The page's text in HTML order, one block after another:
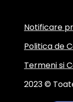
2023 ©
Notificare
Politica de
Termeni si